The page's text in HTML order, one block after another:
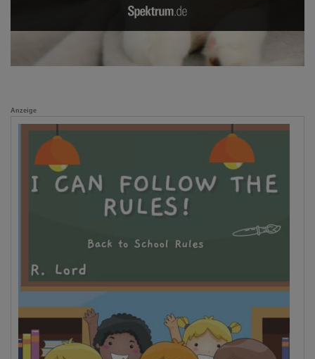
Anzeige